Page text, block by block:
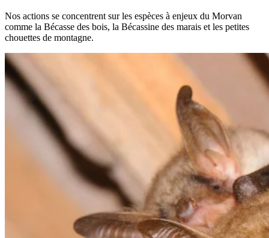
Nos actions se concentrent sur les espèces à enjeux du Morvan
comme la Bécasse des bois, la Bécassine des marais et les petites
chouettes de montagne.